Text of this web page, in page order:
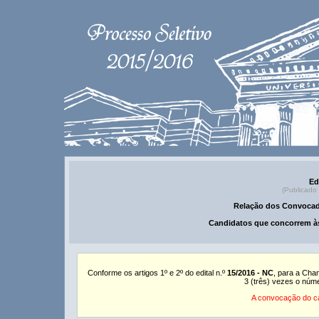
(Publicado
Relação dos
Candidatos que concorrem
Conforme os artigos 1º e 2º do edital n.º 15/2016 - NC , para a
3 (três) vezes o
A convocação do